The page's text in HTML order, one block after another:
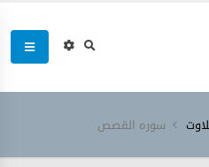
سورہ ‎القصص‎